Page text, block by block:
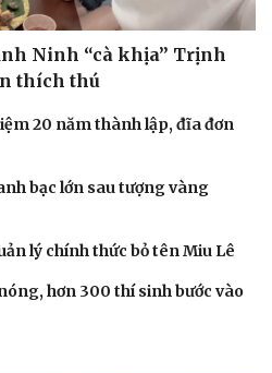
Ninh “cà khịa” Trịnh
thích thú
20 năm thành lập, đĩa đơn
bạc lớn sau tượng vàng
lý chính thức bỏ tên Miu Lê
hơn 300 thí sinh bước vào